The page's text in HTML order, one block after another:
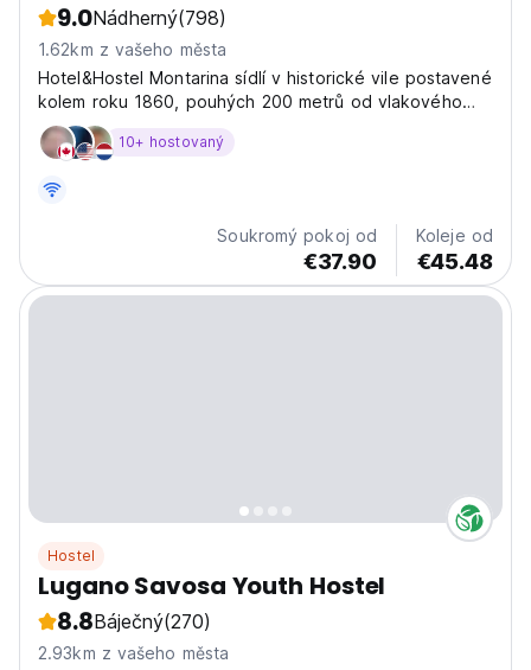
9.0Nádherný(798)
1.62km z vašeho města
Hotel&Hostel Montarina sídlí v historické vile postavené
kolem roku 1860, pouhých 200 metrů od vlakového
nádraží Lugano. Nabízí park s bazénem, ​​bezplatné Wi-
Fi a parkování zdarma.
10+ hostovaný
Soukromý pokoj od
€37.90
Koleje od
€45.48
Hostel
Lugano Savosa Youth Hostel
8.8Báječný(270)
2.93km z vašeho města